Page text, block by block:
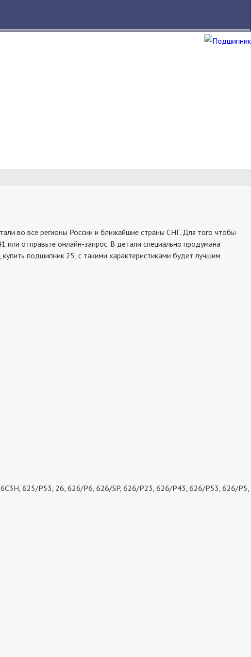
во все регионы России и ближайшие страны СНГ. Для того чтобы
отправьте онлайн-запрос. В детали специально продумана
подшипник 25, с такими характеристиками будет лучшим
625/P53, 26, 626/P6, 626/SP, 626/P23, 626/P43, 626/P53, 626/P5,